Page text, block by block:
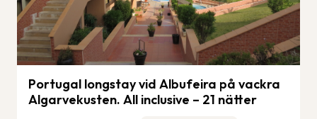
Portugal longstay vid Albufeira på vackra
Algarvekusten. All inclusive – 21 nätter